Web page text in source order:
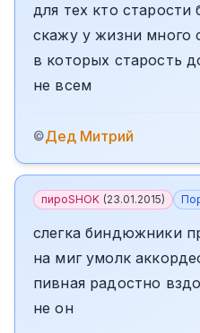
для тех кто старости
скажу у жизни много
в которых старость
не всем
©Дед Митрий
пироSHOK (23.01.2015)
слегка биндюжники
на миг умолк
пивная радостно
не он